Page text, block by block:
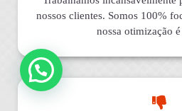
nossos clientes. Somos 100%
nossa otimização